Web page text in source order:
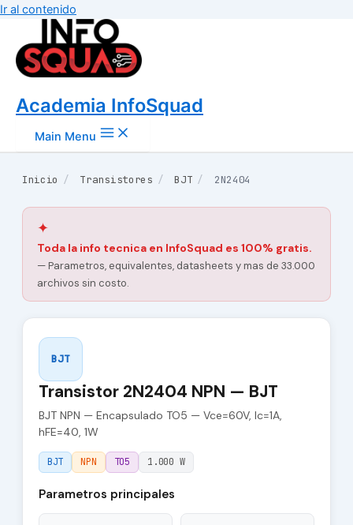
Ir al contenido
Academia InfoSquad
Main Menu
Inicio / Transistores / BJT / 2N2404
✦
Toda la info tecnica en InfoSquad es 100% gratis.
— Parametros, equivalentes, datasheets y mas de 33.000
archivos sin costo.
BJT
Transistor 2N2404 NPN — BJT
BJT NPN — Encapsulado TO5 — Vce=60V, Ic=1A,
hFE=40, 1W
BJT NPN TO5 1.000 W
Parametros principales